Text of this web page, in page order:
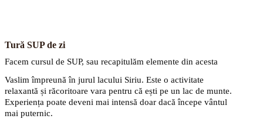
Tură SUP de zi
Facem cursul de SUP, sau recapitulăm elemente din acesta
Vaslim împreună în jurul lacului Siriu. Este o activitate
relaxantă și răcoritoare vara pentru că ești pe un lac de munte.
Experiența poate deveni mai intensă doar dacă începe vântul
mai puternic.